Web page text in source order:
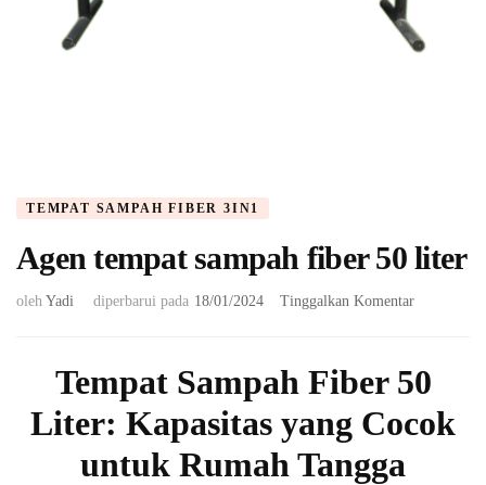
TEMPAT SAMPAH FIBER 3IN1
Agen tempat sampah fiber 50 liter
oleh Yadi diperbarui pada 18/01/2024 Tinggalkan Komentarpada
sampah
fiber
liter
Tempat Sampah Fiber 50
Liter: Kapasitas yang Cocok
untuk Rumah Tangga